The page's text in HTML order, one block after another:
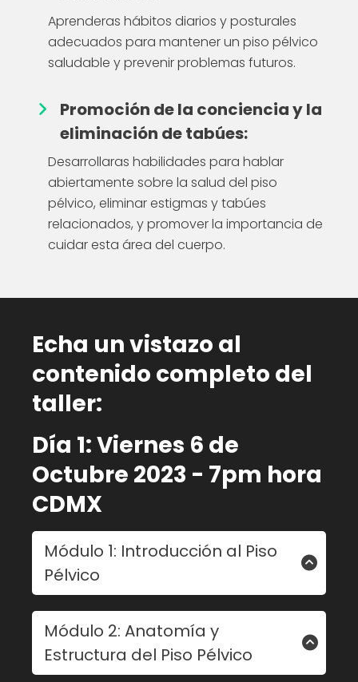
Aprenderas hábitos diarios y posturales
adecuados para mantener un piso pélvico
saludable y prevenir problemas futuros.
Promoción de la conciencia y la
eliminación de tabúes:
Desarrollaras habilidades para hablar
abiertamente sobre la salud del piso
pélvico, eliminar estigmas y tabúes
relacionados, y promover la importancia de
cuidar esta área del cuerpo.
Echa un vistazo al
contenido completo del
taller:
Día 1: Viernes 6 de
Octubre 2023 - 7pm hora
CDMX
Módulo 1: Introducción al Piso
Pélvico
- Definición y ubicación del piso pélvico.
- Funciones clave del piso pélvico en el
cuerpo.
Módulo 2: Anatomía y
Estructura del Piso Pélvico